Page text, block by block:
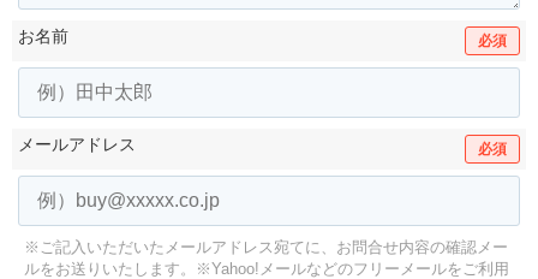
お名前 必須
メールアドレス 必須
※ご記入いただいたメールアドレス宛てに、お問合せ内容の確認メー
ルをお送りいたします。
※Yahoo!メールなどのフリーメールをご利用